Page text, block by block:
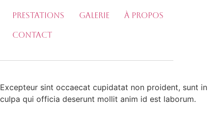
Prestations Galerie À propos
Contact
Excepteur sint occaecat cupidatat non proident, sunt in
culpa qui officia deserunt mollit anim id est laborum.